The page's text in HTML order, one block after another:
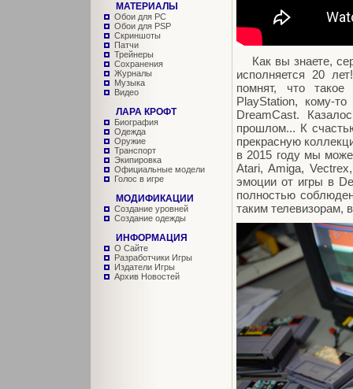
МАТЕРИАЛЫ
Обои для PC
Обои для PSP
Скриншоты
Патчи
Трейнеры
Сохранения
Журналы
Музыка
Видео
ЛАРА КРОФТ
Биография
Одежда
Оружие
Транспорт
Экипировка
Официальные модели
Голос в игре
МОДИФИКАЦИИ
Создание уровней
Создание одежды
ИНФОРМАЦИЯ
О Сайте
Разработчики Игры
Издатели Игры
Архив Новостей
Как вы знаете,
исполняется 20
помнят, что
PlayStation, кому-
DreamCast.
прошлом... К
прекрасную
в 2015 году мы
Atari, Amiga,
эмоции от игры в
полностью
таким телевизорам,